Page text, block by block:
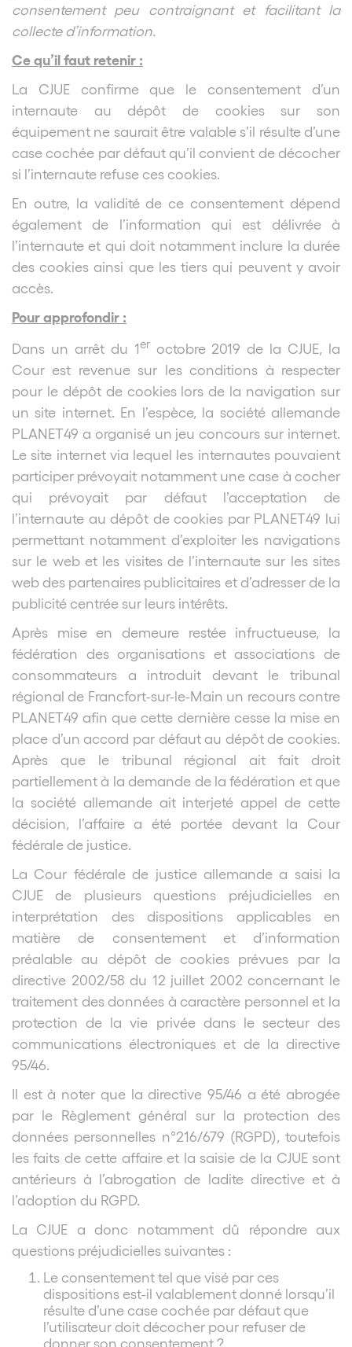
consentement peu contraignant et facilitant la
collecte d’information.
Ce qu’il faut retenir :
La CJUE confirme que le consentement d’un
internaute au dépôt de cookies sur son
équipement ne saurait être valable s’il résulte d’une
case cochée par défaut qu’il convient de décocher
si l’internaute refuse ces cookies.
En outre, la validité de ce consentement dépend
également de l’information qui est délivrée à
l’internaute et qui doit notamment inclure la durée
des cookies ainsi que les tiers qui peuvent y avoir
accès.
Pour approfondir :
Dans un arrêt du 1eroctobre 2019 de la CJUE, la
Cour est revenue sur les conditions à respecter
pour le dépôt de cookies lors de la navigation sur
un site internet. En l’espèce, la société allemande
PLANET49 a organisé un jeu concours sur internet.
Le site internet via lequel les internautes pouvaient
participer prévoyait notamment une case à cocher
qui prévoyait par défaut l’acceptation de
l’internaute au dépôt de cookies par PLANET49 lui
permettant notamment d’exploiter les navigations
sur le web et les visites de l’internaute sur les sites
web des partenaires publicitaires et d’adresser de la
publicité centrée sur leurs intérêts.
Après mise en demeure restée infructueuse, la
fédération des organisations et associations de
consommateurs a introduit devant le tribunal
régional de Francfort-sur-le-Main un recours contre
PLANET49 afin que cette dernière cesse la mise en
place d’un accord par défaut au dépôt de cookies.
Après que le tribunal régional ait fait droit
partiellement à la demande de la fédération et que
la société allemande ait interjeté appel de cette
décision, l’affaire a été portée devant la Cour
fédérale de justice.
La Cour fédérale de justice allemande a saisi la
CJUE de plusieurs questions préjudicielles en
interprétation des dispositions applicables en
matière de consentement et d’information
préalable au dépôt de cookies prévues par la
directive 2002/58 du 12 juillet 2002 concernant le
traitement des données à caractère personnel et la
protection de la vie privée dans le secteur des
communications électroniques et de la directive
95/46.
Il est à noter que la directive 95/46 a été abrogée
par le Règlement général sur la protection des
données personnelles n°216/679 (RGPD), toutefois
les faits de cette affaire et la saisie de la CJUE sont
antérieurs à l’abrogation de ladite directive et à
l’adoption du RGPD.
La CJUE a donc notamment dû répondre aux
questions préjudicielles suivantes :
Le consentement tel que visé par ces
dispositions est-il valablement donné lorsqu’il
résulte d’une case cochée par défaut que
l’utilisateur doit décocher pour refuser de
donner son consentement ?